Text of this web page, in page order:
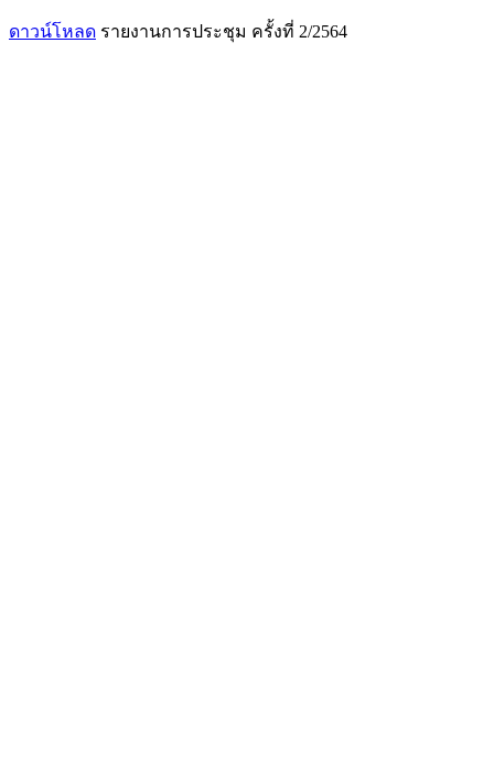
ดาวน์โหลด รายงานการประชุม ครั้งที่ 2/2564